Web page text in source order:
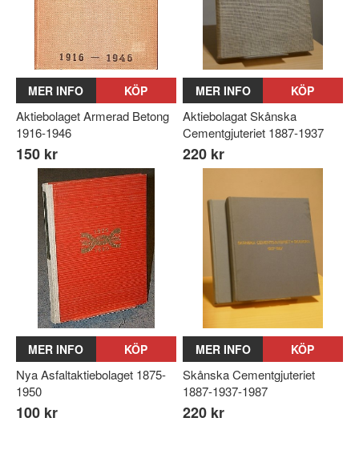
MER INFO KÖP
Aktiebolaget Armerad Betong
1916-1946
150 kr
MER INFO KÖP
Aktiebolagat Skånska
Cementgjuteriet 1887-1937
220 kr
MER INFO KÖP
Nya Asfaltaktiebolaget 1875-
1950
100 kr
MER INFO KÖP
Skånska Cementgjuteriet
1887-1937-1987
220 kr